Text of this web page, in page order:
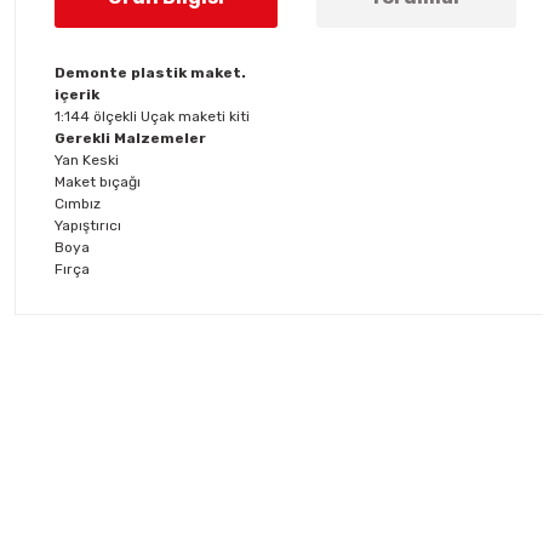
Demonte plastik maket.
içerik
1:144 ölçekli Uçak maketi kiti
Gerekli Malzemeler
Yan Keski
Maket bıçağı
Cımbız
Yapıştırıcı
Boya
Fırça